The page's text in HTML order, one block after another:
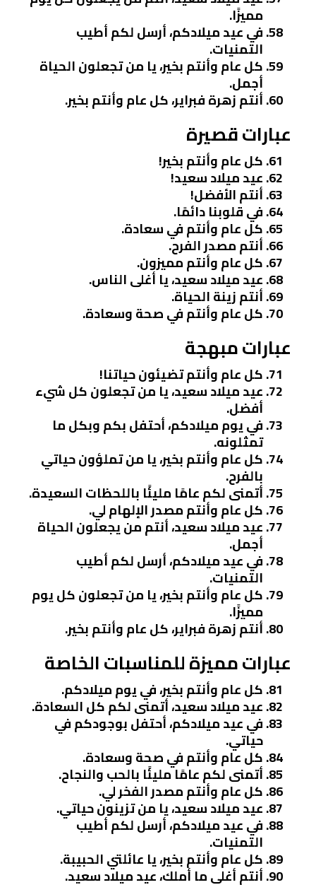
مميزًا.
في عيد ميلادكم، أرسل لكم أطيب
التمنيات.
كل عام وأنتم بخير، يا من تجعلون الحياة
أجمل.
أنتم زهرة فبراير، كل عام وأنتم بخير.
عبارات قصيرة
كل عام وأنتم بخير!
عيد ميلاد سعيد!
أنتم الأفضل!
في قلوبنا دائمًا.
كل عام وأنتم في سعادة.
أنتم مصدر الفرح.
كل عام وأنتم مميزون.
عيد ميلاد سعيد، يا أغلى الناس.
أنتم زينة الحياة.
كل عام وأنتم في صحة وسعادة.
عبارات مبهجة
كل عام وأنتم تضيئون حياتنا!
عيد ميلاد سعيد، يا من تجعلون كل شيء
أفضل.
في يوم ميلادكم، أحتفل بكم وبكل ما
تمثلونه.
كل عام وأنتم بخير، يا من تملؤون حياتي
بالفرح.
أتمنى لكم عامًا مليئًا باللحظات السعيدة.
كل عام وأنتم مصدر الإلهام لي.
عيد ميلاد سعيد، أنتم من يجعلون الحياة
أجمل.
في عيد ميلادكم، أرسل لكم أطيب
التمنيات.
كل عام وأنتم بخير، يا من تجعلون كل يوم
مميزًا.
أنتم زهرة فبراير، كل عام وأنتم بخير.
عبارات مميزة للمناسبات الخاصة
كل عام وأنتم بخير، في يوم ميلادكم.
عيد ميلاد سعيد، أتمنى لكم كل السعادة.
في عيد ميلادكم، أحتفل بوجودكم في
حياتي.
كل عام وأنتم في صحة وسعادة.
أتمنى لكم عامًا مليئًا بالحب والنجاح.
كل عام وأنتم مصدر الفخر لي.
عيد ميلاد سعيد، يا من تزينون حياتي.
في عيد ميلادكم، أرسل لكم أطيب
التمنيات.
كل عام وأنتم بخير، يا عائلتي الحبيبة.
أنتم أغلى ما أملك، عيد ميلاد سعيد.